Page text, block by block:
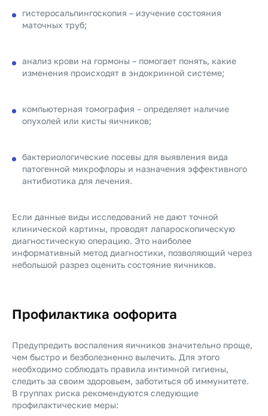
гистеросальпингоскопия – изучение состояния
маточных труб;
анализ крови на гормоны – помогает понять, какие
изменения происходят в эндокринной системе;
компьютерная томография – определяет наличие
опухолей или кисты яичников;
бактериологические посевы для выявления вида
патогенной микрофлоры и назначения эффективного
антибиотика для лечения.
Если данные виды исследований не дают точной
клинической картины, проводят лапароскопическую
диагностическую операцию. Это наиболее
информативный метод диагностики, позволяющий через
небольшой разрез оценить состояние яичников.
Профилактика оофорита
Предупредить воспаления яичников значительно проще,
чем быстро и безболезненно вылечить. Для этого
необходимо соблюдать правила интимной гигиены,
следить за своим здоровьем, заботиться об иммунитете.
В группах риска рекомендуются следующие
профилактические меры: